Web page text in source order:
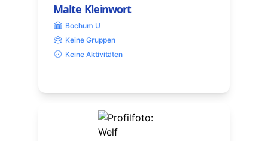
Malte Kleinwort
Bochum U
Keine Gruppen
Keine Aktivitäten